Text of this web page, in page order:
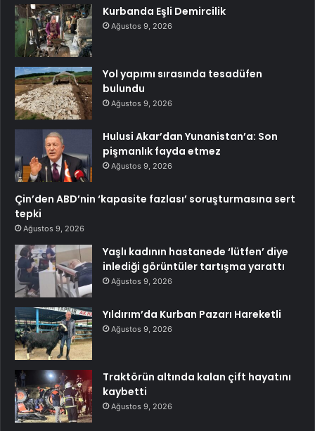
Kurbanda Eşli Demircilik
Ağustos 9, 2026
Yol yapımı sırasında tesadüfen
bulundu
Ağustos 9, 2026
Hulusi Akar’dan Yunanistan’a: Son
pişmanlık fayda etmez
Ağustos 9, 2026
Çin’den ABD’nin ‘kapasite fazlası’ soruşturmasına sert
tepki
Ağustos 9, 2026
Yaşlı kadının hastanede ‘lütfen’ diye
inlediği görüntüler tartışma yarattı
Ağustos 9, 2026
Yıldırım’da Kurban Pazarı Hareketli
Ağustos 9, 2026
Traktörün altında kalan çift hayatını
kaybetti
Ağustos 9, 2026